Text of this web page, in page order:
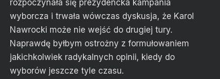
rozpoczynała się prezydencka kampania
wyborcza i trwała wówczas dyskusja, że Karol
Nawrocki może nie wejść do drugiej tury.
Naprawdę byłbym ostrożny z formułowaniem
jakichkolwiek radykalnych opinii, kiedy do
wyborów jeszcze tyle czasu.